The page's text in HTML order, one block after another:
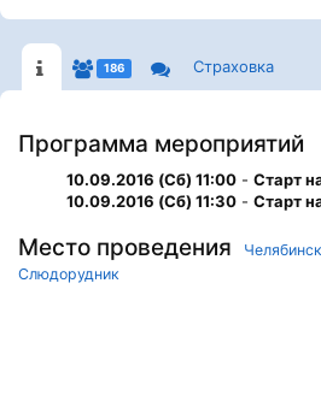
186 Страховка
Программа мероприятий
10.09.2016 (Сб) 11:00 - Старт
10.09.2016 (Сб) 11:30 - Старт
Место проведения
Слюдорудник